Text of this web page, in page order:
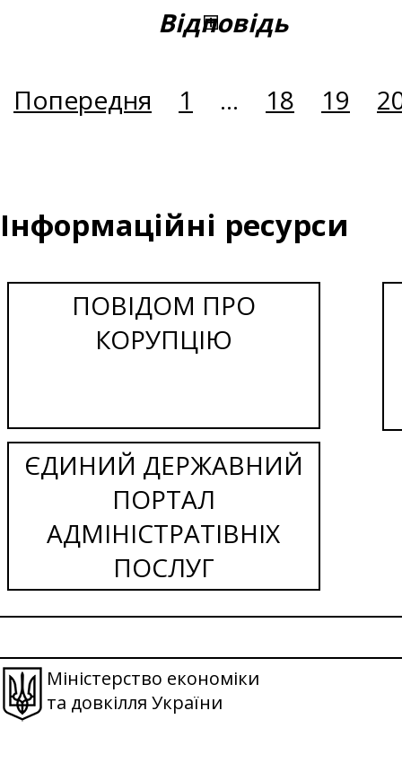
Відповідь
Попередня 1 ... 18 19
Інформаційні ресурси
ПОВІДОМ ПРО
КОРУПЦІЮ
ЄДИНИЙ ДЕРЖАВНИЙ
ПОРТАЛ
АДМІНІСТРАТІВНІХ
ПОСЛУГ
Міністерство економіки
та довкілля України